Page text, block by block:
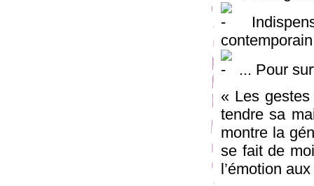
... Pour
« Les
tendre sa
montre la
se fait de
l’émotion